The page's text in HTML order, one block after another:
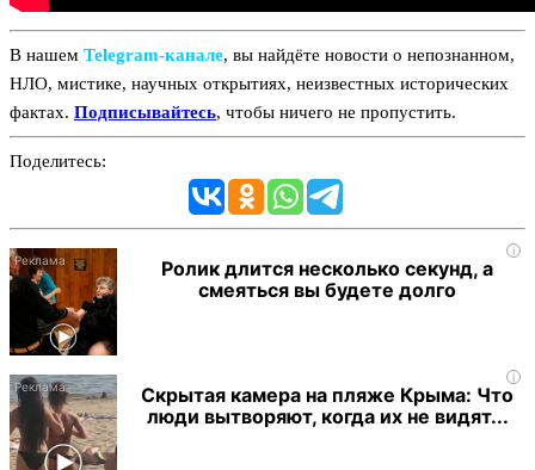
В нашем Telegram‑канале, вы найдёте новости о непознанном,
НЛО, мистике, научных открытиях, неизвестных исторических
фактах. Подписывайтесь, чтобы ничего не пропустить.
Поделитесь:
i
Ролик длится несколько секунд, а
смеяться вы будете долго
i
Скрытая камера на пляже Крыма: Что
люди вытворяют, когда их не видят...